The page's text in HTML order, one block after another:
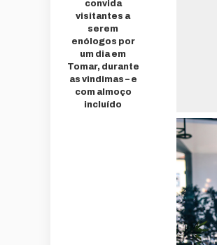
convida
visitantes a
serem
enólogos por
um dia em
Tomar, durante
as vindimas – e
com almoço
incluído